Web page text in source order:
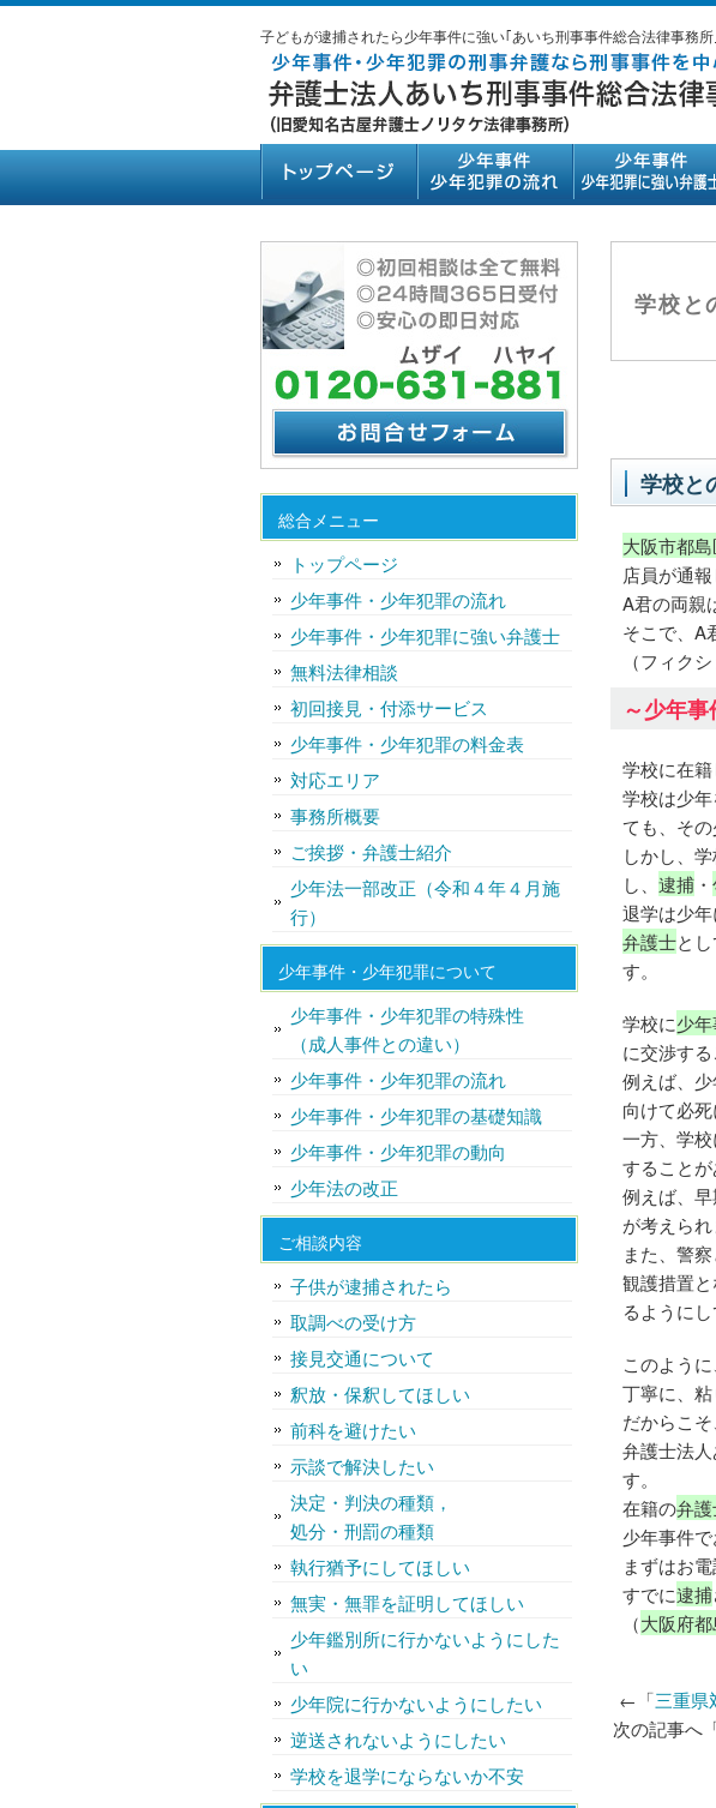
子どもが逮捕されたら少年事件に強い｢あいち刑事事件総合法律事務
学校と
学校と
大阪市都島
店員が通
A君の両親
そこで、A
（フィク
～少年
学校に在
学校は少
ても、その
しかし、
し、 逮捕 ・
退学は少年
弁護士とし
す。
学校に少
に交渉する
例えば、
向けて必
一方、学校
することが
例えば、
が考えられ
また、警
観護措置
るように
このように
丁寧に、
だからこそ
弁護士法
す。
在籍の弁
少年事件
まずはお
すでに逮捕
（大阪府
←「三重県
次の記事へ
総合メニュー
トップページ
少年事件・少年犯罪の流れ
少年事件・少年犯罪に強い弁護士
無料法律相談
初回接見・付添サービス
少年事件・少年犯罪の料金表
対応エリア
事務所概要
ご挨拶・弁護士紹介
少年法一部改正（令和４年４月施
行）
少年事件・少年犯罪について
少年事件・少年犯罪の特殊性
（成人事件との違い）
少年事件・少年犯罪の流れ
少年事件・少年犯罪の基礎知識
少年事件・少年犯罪の動向
少年法の改正
ご相談内容
子供が逮捕されたら
取調べの受け方
接見交通について
釈放・保釈してほしい
前科を避けたい
示談で解決したい
決定・判決の種類，
処分・刑罰の種類
執行猶予にしてほしい
無実・無罪を証明してほしい
少年鑑別所に行かないようにした
い
少年院に行かないようにしたい
逆送されないようにしたい
学校を退学にならないか不安